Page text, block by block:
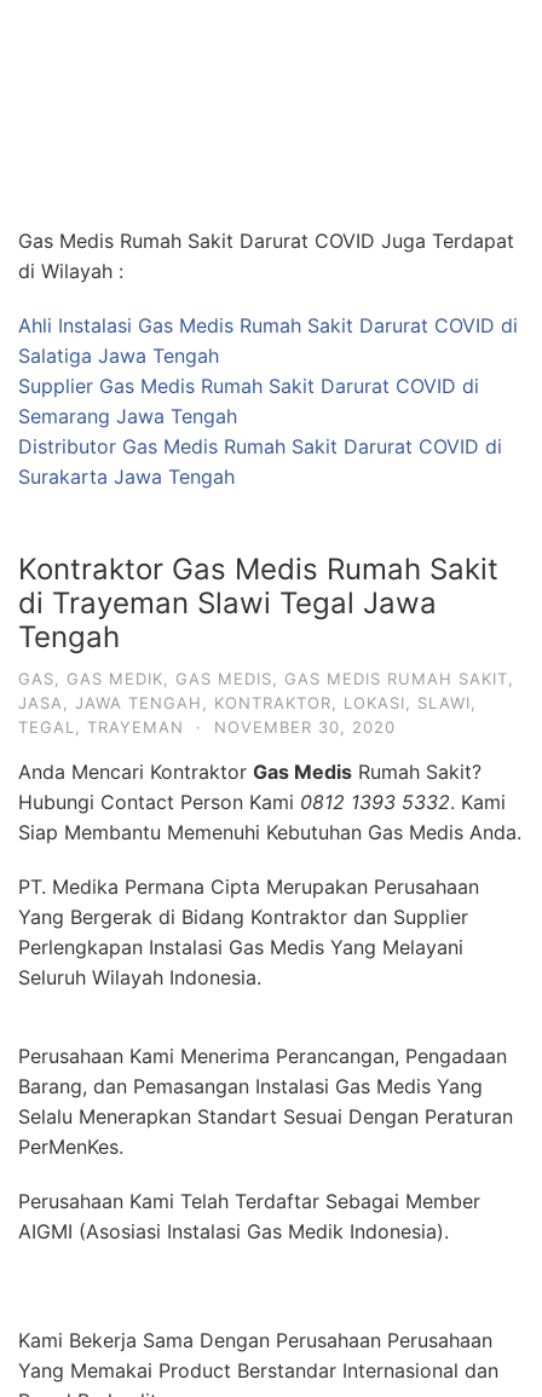
Gas Medis Rumah Sakit Darurat COVID Juga Terdapat
di Wilayah :
Ahli Instalasi Gas Medis Rumah Sakit Darurat COVID di
Salatiga Jawa Tengah
Supplier Gas Medis Rumah Sakit Darurat COVID di
Semarang Jawa Tengah
Distributor Gas Medis Rumah Sakit Darurat COVID di
Surakarta Jawa Tengah
Kontraktor Gas Medis Rumah Sakit
di Trayeman Slawi Tegal Jawa
Tengah
GAS GAS MEDIK GAS MEDIS GAS MEDIS RUMAH SAKIT
JASA
JAWA TENGAH KONTRAKTOR LOKASI SLAWI
TEGAL
TRAYEMAN · NOVEMBER 30, 2020
Anda Mencari Kontraktor Gas Medis Rumah Sakit?
Hubungi Contact Person Kami 0812 1393 5332. Kami
Siap Membantu Memenuhi Kebutuhan Gas Medis Anda.
PT. Medika Permana Cipta Merupakan Perusahaan
Yang Bergerak di Bidang Kontraktor dan Supplier
Perlengkapan Instalasi Gas Medis Yang Melayani
Seluruh Wilayah Indonesia.
Perusahaan Kami Menerima Perancangan, Pengadaan
Barang, dan Pemasangan Instalasi Gas Medis Yang
Selalu Menerapkan Standart Sesuai Dengan Peraturan
PerMenKes.
Perusahaan Kami Telah Terdaftar Sebagai Member
AIGMI (Asosiasi Instalasi Gas Medik Indonesia).
Kami Bekerja Sama Dengan Perusahaan Perusahaan
Yang Memakai Product Berstandar Internasional dan